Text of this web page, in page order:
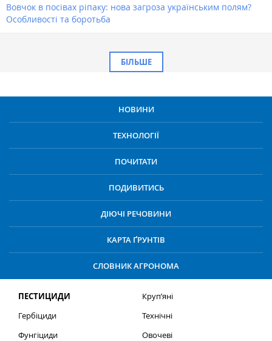
Вовчок в посівах ріпаку: нова загроза українським полям?
Особливості та боротьба
БІЛЬШЕ
НОВИНИ
ТЕХНОЛОГІЇ
ПОЧИТАТИ
ПОДИВИТИСЬ
ДІЮЧІ РЕЧОВИНИ
КАРТА ҐРУНТІВ
СЛОВНИК АГРОНОМА
ПЕСТИЦИДИ
Гербіциди
Фунгіциди
Круп’яні
Технічні
Овочеві